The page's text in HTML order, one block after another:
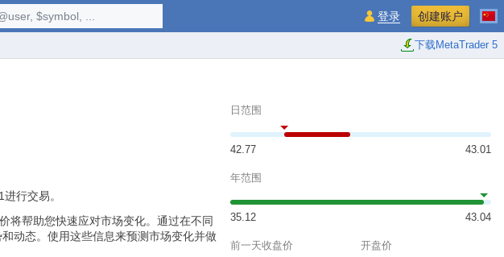
下载MetaTrader 5
$symbol, ... 登录 创建账户
行交易。
将帮助您快速应对市场变化。通过在不同
动态。使用这些信息来预测市场变化并做
日范围
42.77 43.01
年范围
35.12 43.04
前一天收盘价 开盘价